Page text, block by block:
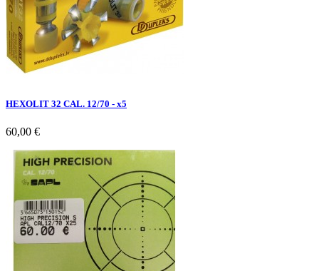
HEXOLIT 32 CAL. 12/70 - x5
60,00 €